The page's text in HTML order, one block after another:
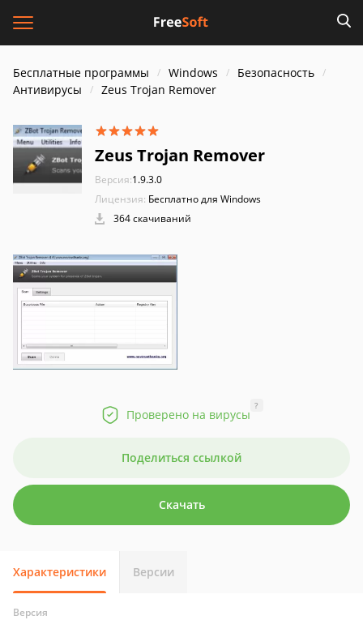
Бесплатные программы Windows
Безопасность
Антивирусы
Zeus Trojan Remover
Zeus Trojan Remover
Версия:1.9.3.0
Лицензия: Бесплатно для Windows
364 скачиваний
Проверено на вирусы
?
Поделиться ссылкой
Скачать
Характеристики Версии
Версия